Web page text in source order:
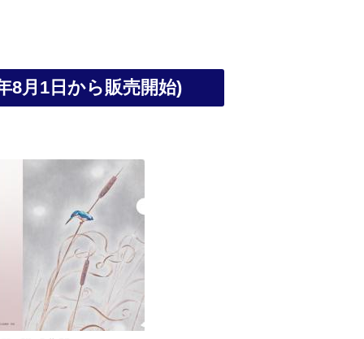
8月1日から販売開始)